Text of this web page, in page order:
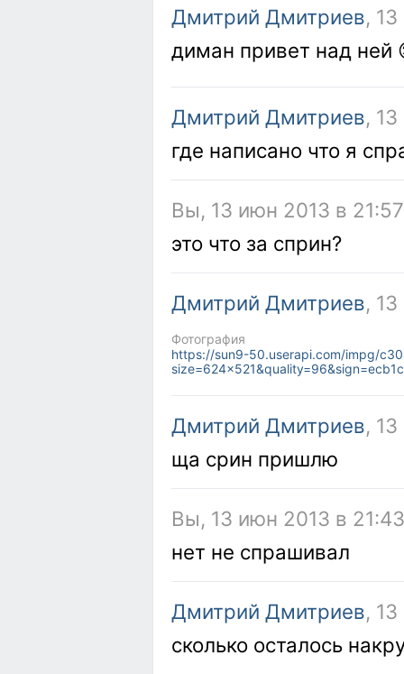
Дмитрий Дмитриев,
диман привет над ней
Дмитрий Дмитриев,
где написано что я
Вы, 13 июн 2013 в
это что за сприн?
Дмитрий Дмитриев,
Фотография
https://sun9-50.userapi.com/impg/
Дмитрий Дмитриев,
ща срин пришлю
Вы, 13 июн 2013 в
нет не спрашивал
Дмитрий Дмитриев,
сколько осталось